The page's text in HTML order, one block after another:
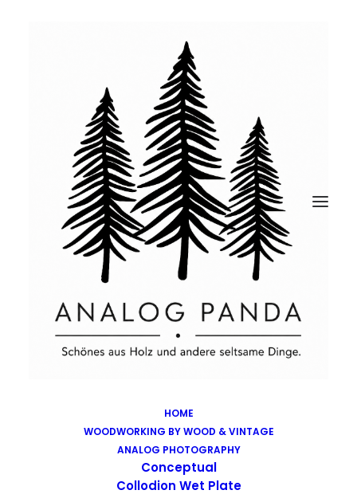
HOME
WOODWORKING BY WOOD & VINTAGE
ANALOG PHOTOGRAPHY
Conceptual
Collodion Wet Plate
Images tagged "kodak-e100vs"